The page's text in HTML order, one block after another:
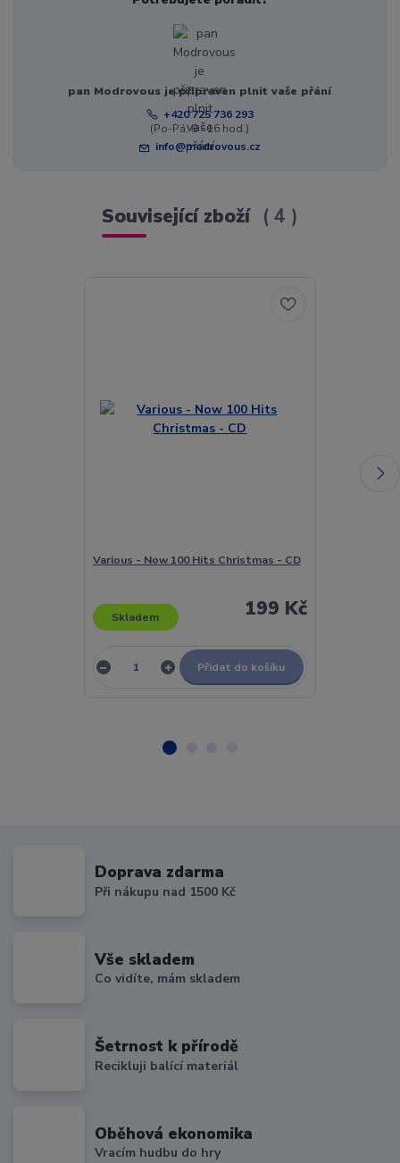
pan Modrovous je připraven plnit vaše přání
+420 725 736 293
(Po-Pá, 8 - 16 hod.)
info@modrovous.cz
Související zboží 4
Various - Now 100 Hits Christmas - CD
199 Kč
Skladem
Přidat do košíku
Doprava zdarma
Při nákupu nad 1500 Kč
Vše skladem
Co vidíte, mám skladem
Šetrnost k přírodě
Recikluji balící materiál
Oběhová ekonomika
Vracím hudbu do hry